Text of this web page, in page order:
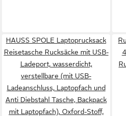
HAUSS SPOLE Laptoprucksack
Reisetasche Rucksäcke mit USB-
Ladeport, wasserdicht,
verstellbare (mit USB-
Ladeanschluss, Laptopfach und
Anti Diebstahl Tasche, Backpack
mit Laptopfach), Oxford-Stoff,